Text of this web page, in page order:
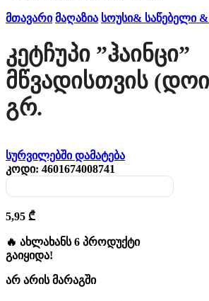
მთავარი მაღაზია სოუსი& საწებელი
Კეტჩუპი ”ჰაინცი”
Მწვადისთვის
Გრ.
სურვილებში დამატება
კოდი: 4601674008741
5,95 ₾
🔥 ახლახანს 6 პროდუქტი
გაიყიდა!
არ არის მარაგში